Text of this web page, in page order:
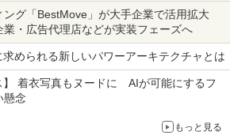
ング「BestMove」が大手企業で活用拡大
・広告代理店などが実装フェーズへ
められる新しいパワーアーキテクチャとは
】 着衣写真もヌードに AIが可能にするフ
懸念
もっと見る